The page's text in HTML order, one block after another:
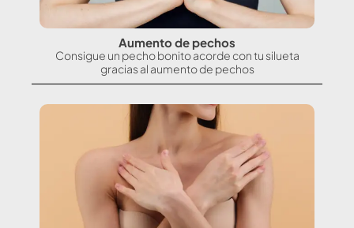
Aumento de pechos
Consigue un pecho bonito acorde con tu silueta
gracias al aumento de pechos